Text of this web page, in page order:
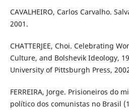
CAVALHEIRO, Carlos Carvalho.
2001.
CHATTERJEE, Choi. Celebrating
Culture, and Bolshevik Ideology,
University of Pittsburgh Press,
FERREIRA, Jorge. Prisioneiros do
político dos comunistas no Brasil